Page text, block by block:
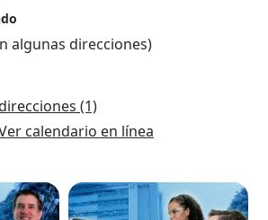
algunas direcciones)
(1)
calendario en línea